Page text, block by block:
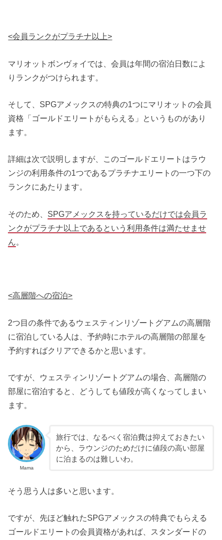
<会員ランクがプラチナ以上>
マリオットボンヴォイでは、会員は年間の宿泊日数によ
りランクがつけられます。
そして、SPGアメックスの特典の1つにマリオットの会員
資格「ゴールドエリートがもらえる」というものがあり
ます。
詳細は次で説明しますが、このゴールドエリートはラウ
ンジの利用条件の1つであるプラチナエリートの一つ下の
ランクにあたります。
そのため、 SPGアメックスを持っているだけでは会員ラ
ンクがプラチナ以上であるという利用条件は満たせませ
ん。
<高層階への宿泊>
2つ目の条件であるウェスティンリゾートグアムの高層階
に宿泊している人は、予約時にホテルの高層階の部屋を
予約すればクリアできるかと思います。
ですが、ウェスティンリゾートグアムの場合、高層階の
部屋に宿泊すると、どうしても値段が高くなってしまい
ます。
Mama
旅行では、なるべく宿泊費は抑えておきたい
から、ラウンジのためだけに値段の高い部屋
に泊まるのは難しいわ。
そう思う人は多いと思います。
ですが、先ほど触れたSPGアメックスの特典でもらえる
ゴールドエリートの会員資格があれば、スタンダードの